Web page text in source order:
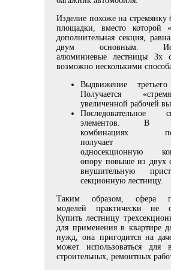
Изделие похоже на стремянку
площадки, вместо которой
дополнительная секция,
двум основным.
алюминиевые лестницы 3х
возможно несколькими
Выдвижение третьего
Получается
увеличенной рабочей
Последовательное
элементов. В
комбинациях
получает
односекционную
опору повыше из двух
внушительную
секционную лестницу.
Таким образом, сфера
моделей практически не
Купить лестницу
для применения в квартире
нужд, она пригодится на
может использоваться для
строительных, ремонтных